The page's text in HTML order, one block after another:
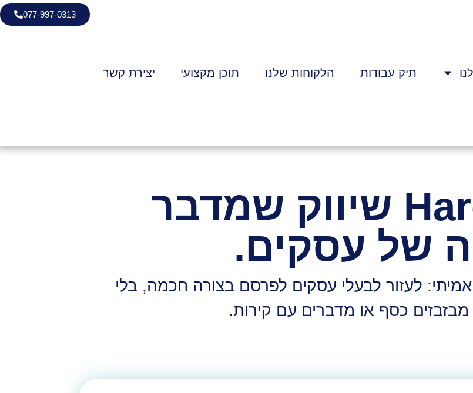
077-997-0313
תיק עבודות הלקוחות שלנו תוכן מקצועי יצירת קשר
Harel Digital שיווק שמדבר
של עסקים.
לעזור לבעלי עסקים לפרסם בצורה חכמה, בלי
כסף או מדברים עם קירות.